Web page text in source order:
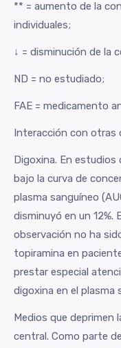
** = aumento de la
individuales;
↓ = disminución de la
ND = no estudiado;
FAE = medicamento
Interacción con otras
Digoxina. En estudios
bajo la curva de
plasma sanguíneo
disminuyó en un 12%.
observación no ha
topiramina en
prestar especial
digoxina en el plasma
Medios que deprimen
central. Como parte